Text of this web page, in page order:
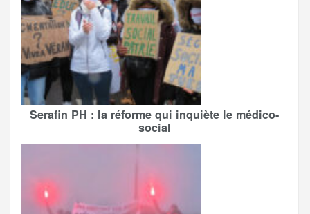
Serafin PH : la réforme qui inquiète le médico-
social